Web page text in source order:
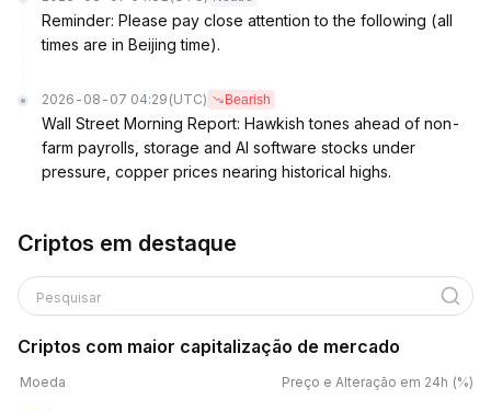
Reminder: Please pay close attention to the following (all
times are in Beijing time).
2026-08-07 04:29 (UTC) Bearish
Wall Street Morning Report: Hawkish tones ahead of non-
farm payrolls, storage and AI software stocks under
pressure, copper prices nearing historical highs.
Criptos em destaque
Pesquisar
Criptos com maior capitalização de mercado
Moeda Preço e Alteração em 24h (%)